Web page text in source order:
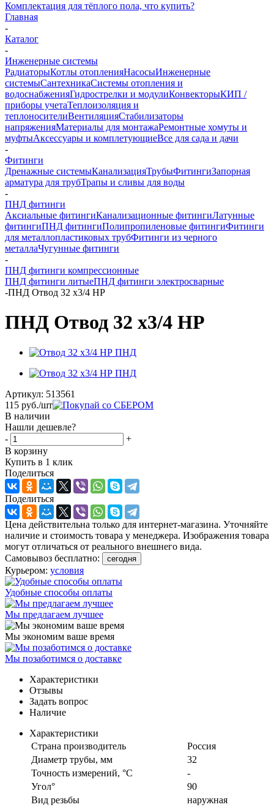
Комплектация для тёплого пола, что купить?
Главная
-
Каталог
-
Инженерные системы
РадиаторыКотлы отопленияНасосыИнженерные
системыСантехникаСистемы отопления и
водоснабженияГидрострелки и модулиКонвекторыКИП /
приборы учетаТеплоизоляция и
теплоносителиВентиляцияСтабилизаторы
напряженияМатериалы для монтажаРемонтные хомуты и
муфтыАксессуары и комплетующиеВсе для сада и дачи
-
Фитинги
Дренажные системыКанализацияТрубыФитингиЗапорная
арматура для трубТрапы и сливы для воды
-
ПНД фитинги
Аксиальные фитингиКанализационные фитингиЛатунные
фитингиПНД фитингиПолипропиленовые фитингиФитинги
для металлопластиковых трубФитинги из черного
металлаЧугунные фитинги
-
ПНД фитинги компрессионные
ПНД фитинги литыеПНД фитинги электросварные
-ПНД Отвод 32 х3/4 НР
ПНД Отвод 32 х3/4 НР
Артикул: 513561
115 руб./шт
В наличии
Нашли дешевле?
-
+
В корзину
Купить в 1 клик
Поделиться
Поделиться
Цена действительна только для интернет-магазина. Уточняйте
наличие и стоимость товара у менеджера. Изображения товара
могут отличаться от реального внешнего вида.
Самовывоз бесплатно:
сегодня
Курьером: условия
Удобные способы оплаты
Мы предлагаем лучшее
Мы экономим ваше время
Мы позаботимся о доставке
Характеристики
Отзывы
Задать вопрос
Наличие
Характеристики
Страна производитель
Россия
Диаметр трубы, мм
32
Точность измерений, °C
-
Угол°
90
Вид резьбы
наружная